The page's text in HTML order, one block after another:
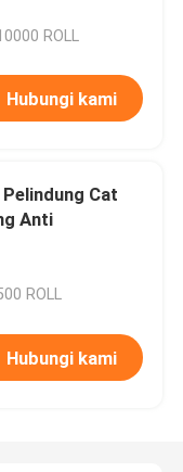
ROLL
Hubungi kami
Cat
Anti
ROLL
Hubungi kami
Dekorasi Mobil Lapisan Nano Penyembuhan Diri Mobil Wrap TPU PPF Film ODM